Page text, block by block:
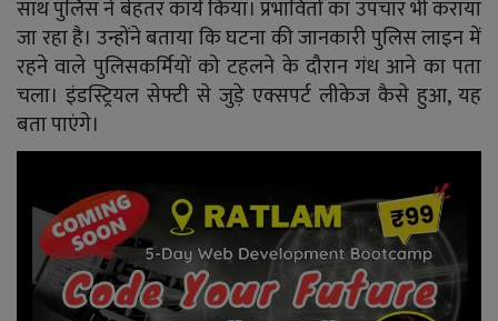
साथ पुलिस ने बेहतर कार्य किया। प्रभावितों का उपचार भी कराया
जा रहा है। उन्होंने बताया कि घटना की जानकारी पुलिस लाइन में
रहने वाले पुलिसकर्मियों को टहलने के दौरान गंध आने का पता
चला। इंडस्ट्रियल सेफ्टी से जुड़े एक्सपर्ट लीकेज कैसे हुआ, यह
बता पाएंगे।